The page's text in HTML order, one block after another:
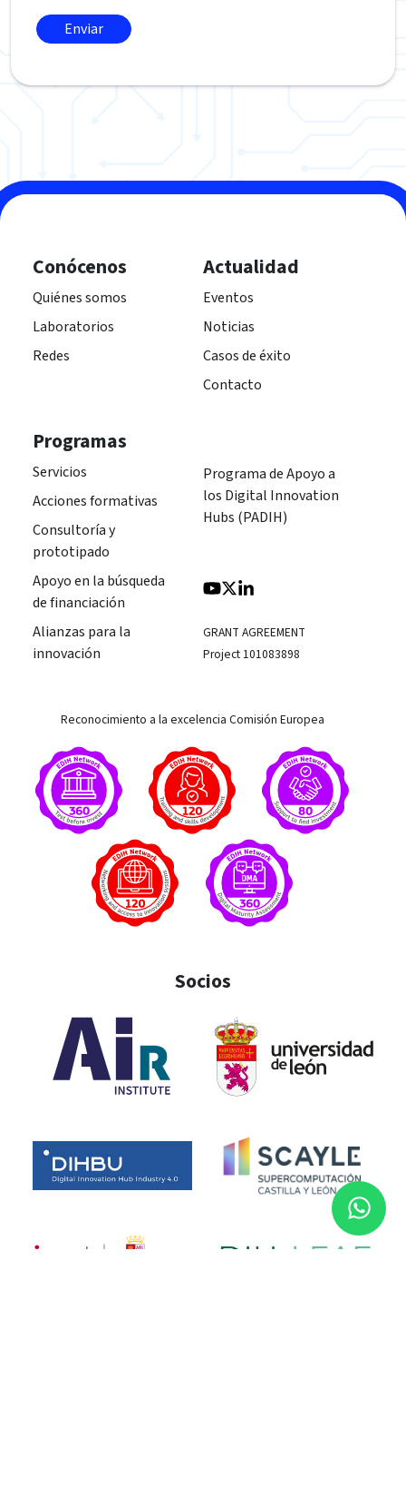
Conócenos
Quiénes somos
Laboratorios
Redes
Actualidad
Eventos
Noticias
Casos de éxito
Contacto
Programas
Servicios
Acciones formativas
Consultoría y
prototipado
Apoyo en la búsqueda
de financiación
Alianzas para la
innovación
Programa de Apoyo a
los Digital Innovation
Hubs (PADIH)
GRANT AGREEMENT
Project 101083898
Reconocimiento a la excelencia Comisión Europea
Socios